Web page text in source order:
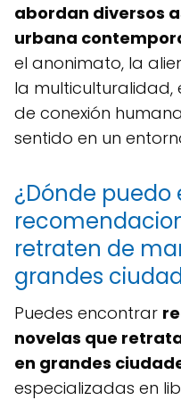
abordan diversos
urbana
el anonimato, la
la multiculturalidad,
de conexión
sentido en un
¿Dónde
retraten de
grandes
Puedes encontrar
novelas que
en grandes
especializadas en